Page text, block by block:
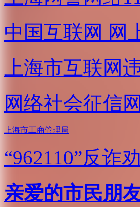
中国互联网 网
上海市互联网
网络社会征信网
上海市工商管理局
“962110”反诈
亲爱的市民朋